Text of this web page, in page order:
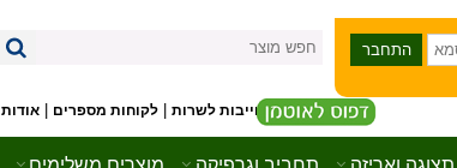
התחייבות לשרות לקוחות מספרים אודות